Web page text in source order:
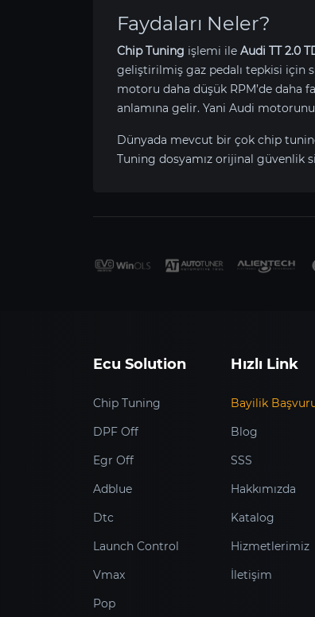
Faydaları Neler?
Chip Tuning işlemi ile Audi TT 2.0
geliştirilmiş gaz pedalı tepkisi için
motoru daha düşük RPM’de daha
anlamına gelir. Yani Audi
Dünyada mevcut bir çok chip
Tuning dosyamız orijinal güvenlik
Ecu Solution
Chip Tuning
DPF Off
Egr Off
Adblue
Dtc
Launch Control
Vmax
Pop
Hızlı Link
Bayilik
Blog
SSS
Hakkımızda
Katalog
Hizmetlerimiz
İletişim